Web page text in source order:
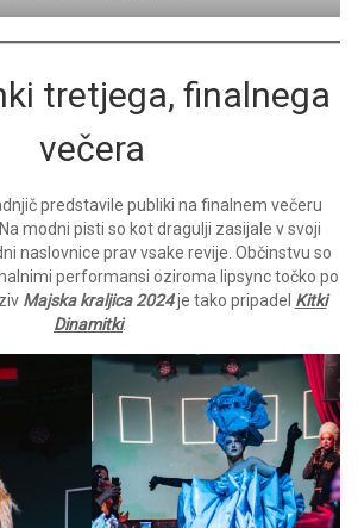
tretjega, finalnega
večera
predstavile publiki na finalnem večeru
modni pisti so kot dragulji zasijale v svoji
naslovnice prav vsake revije. Občinstvu so
performansi oziroma lipsync točko po
Majska kraljica 2024je tako pripadel Kitki
Dinamitki.